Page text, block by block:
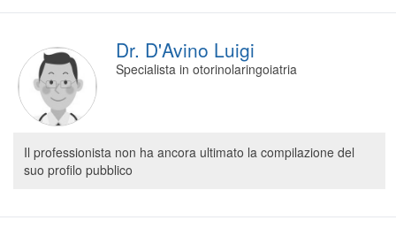
Dr. D'Avino Luigi
Specialista in otorinolaringoiatria
Il professionista non ha ancora ultimato la compilazione del
suo profilo pubblico